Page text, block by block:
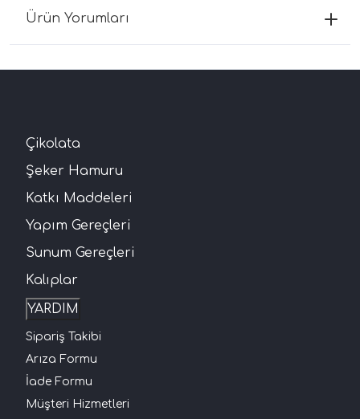
Ürün Yorumları
Çikolata
Şeker Hamuru
Katkı Maddeleri
Yapım Gereçleri
Sunum Gereçleri
Kalıplar
YARDIM
Sipariş Takibi
Arıza Formu
İade Formu
Müşteri Hizmetleri